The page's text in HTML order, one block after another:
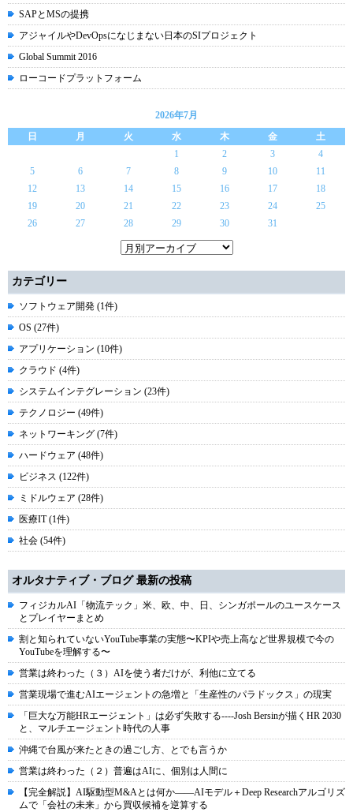
SAPとMSの提携
アジャイルやDevOpsになじまない日本のSIプロジェクト
Global Summit 2016
ローコードプラットフォーム
2026年7月
日
月 火 水 木 金
土
1
2 3
4
5
6 7 8 9 10
11
12
13 14 15 16 17
18
19
20 21 22 23 24
25
26
27 28 29 30 31
カテゴリー
ソフトウェア開発 (1件)
OS (27件)
アプリケーション (10件)
クラウド (4件)
システムインテグレーション (23件)
テクノロジー (49件)
ネットワーキング (7件)
ハードウェア (48件)
ビジネス (122件)
ミドルウェア (28件)
医療IT (1件)
社会 (54件)
オルタナティブ・ブログ 最新の投稿
フィジカルAI「物流テック」米、欧、中、日、シンガポールのユースケース
とプレイヤーまとめ
割と知られていないYouTube事業の実態〜KPIや売上高など世界規模で今の
YouTubeを理解する〜
営業は終わった（３）AIを使う者だけが、利他に立てる
営業現場で進むAIエージェントの急増と「生産性のパラドックス」の現実
「巨大な万能HRエージェント」は必ず失敗する----Josh Bersinが描くHR 2030
と、マルチエージェント時代の人事
沖縄で台風が来たときの過ごし方、とでも言うか
営業は終わった（２）普遍はAIに、個別は人間に
【完全解説】AI駆動型M&Aとは何か――AIモデル＋Deep Researchアルゴリズ
ムで「会社の未来」から買収候補を逆算する